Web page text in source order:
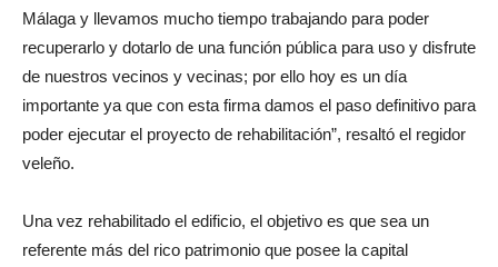
Málaga y llevamos mucho tiempo trabajando para poder
recuperarlo y dotarlo de una función pública para uso y disfrute
de nuestros vecinos y vecinas; por ello hoy es un día
importante ya que con esta firma damos el paso definitivo para
poder ejecutar el proyecto de rehabilitación”, resaltó el regidor
veleño.
Una vez rehabilitado el edificio, el objetivo es que sea un
referente más del rico patrimonio que posee la capital